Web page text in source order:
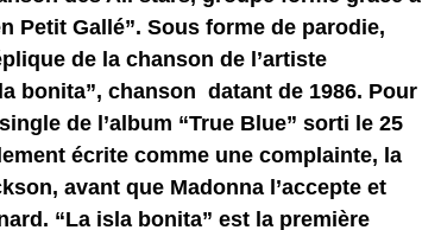
Petit Gallé”. Sous forme de parodie,
de la chanson de l’artiste
bonita”, chanson datant de 1986. Pour
de l’album “True Blue” sorti le 25
écrite comme une complainte, la
avant que Madonna l’accepte et
“La isla bonita” est la première